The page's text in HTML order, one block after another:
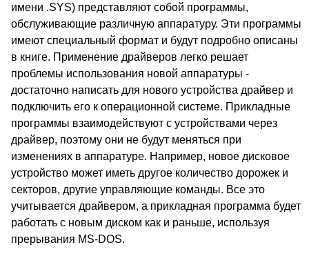
имени .SYS) представляют собой программы,
обслуживающие различную аппаратуру. Эти программы
имеют специальный формат и будут подробно описаны
в книге. Применение драйверов легко решает
проблемы использования новой аппаратуры -
достаточно написать для нового устройства драйвер и
подключить его к операционной системе. Прикладные
программы взаимодействуют с устройствами через
драйвер, поэтому они не будут меняться при
изменениях в аппаратуре. Например, новое дисковое
устройство может иметь другое количество дорожек и
секторов, другие управляющие команды. Все это
учитывается драйвером, а прикладная программа будет
работать с новым диском как и раньше, используя
прерывания MS-DOS.